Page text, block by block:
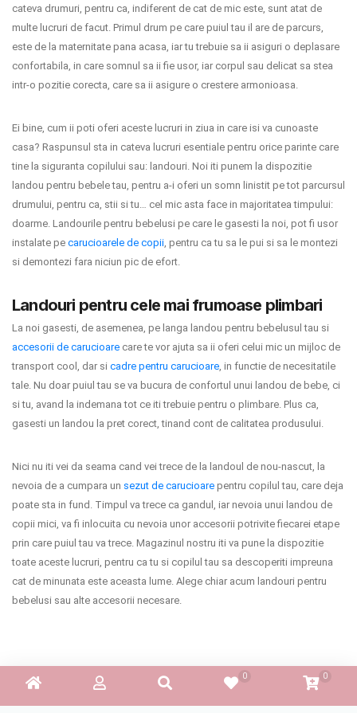
cateva drumuri, pentru ca, indiferent de cat de mic este, sunt atat de
multe lucruri de facut. Primul drum pe care puiul tau il are de parcurs,
este de la maternitate pana acasa, iar tu trebuie sa ii asiguri o deplasare
confortabila, in care somnul sa ii fie usor, iar corpul sau delicat sa stea
intr-o pozitie corecta, care sa ii asigure o crestere armonioasa.
Ei bine, cum ii poti oferi aceste lucruri in ziua in care isi va cunoaste
casa? Raspunsul sta in cateva lucruri esentiale pentru orice parinte care
tine la siguranta copilului sau: landouri. Noi iti punem la dispozitie
landou pentru bebele tau, pentru a-i oferi un somn linistit pe tot parcursul
drumului, pentru ca, stii si tu… cel mic asta face in majoritatea timpului:
doarme. Landourile pentru bebelusi pe care le gasesti la noi, pot fi usor
instalate pe carucioarele de copii, pentru ca tu sa le pui si sa le montezi
si demontezi fara niciun pic de efort.
Landouri pentru cele mai frumoase plimbari
La noi gasesti, de asemenea, pe langa landou pentru bebelusul tau si
accesorii de carucioare care te vor ajuta sa ii oferi celui mic un mijloc de
transport cool, dar si cadre pentru carucioare, in functie de necesitatile
tale. Nu doar puiul tau se va bucura de confortul unui landou de bebe, ci
si tu, avand la indemana tot ce iti trebuie pentru o plimbare. Plus ca,
gasesti un landou la pret corect, tinand cont de calitatea produsului.
Nici nu iti vei da seama cand vei trece de la landoul de nou-nascut, la
nevoia de a cumpara un sezut de carucioare pentru copilul tau, care deja
poate sta in fund. Timpul va trece ca gandul, iar nevoia unui landou de
copii mici, va fi inlocuita cu nevoia unor accesorii potrivite fiecarei etape
prin care puiul tau va trece. Magazinul nostru iti va pune la dispozitie
toate aceste lucruri, pentru ca tu si copilul tau sa descoperiti impreuna
cat de minunata este aceasta lume. Alege chiar acum landouri pentru
bebelusi sau alte accesorii necesare.